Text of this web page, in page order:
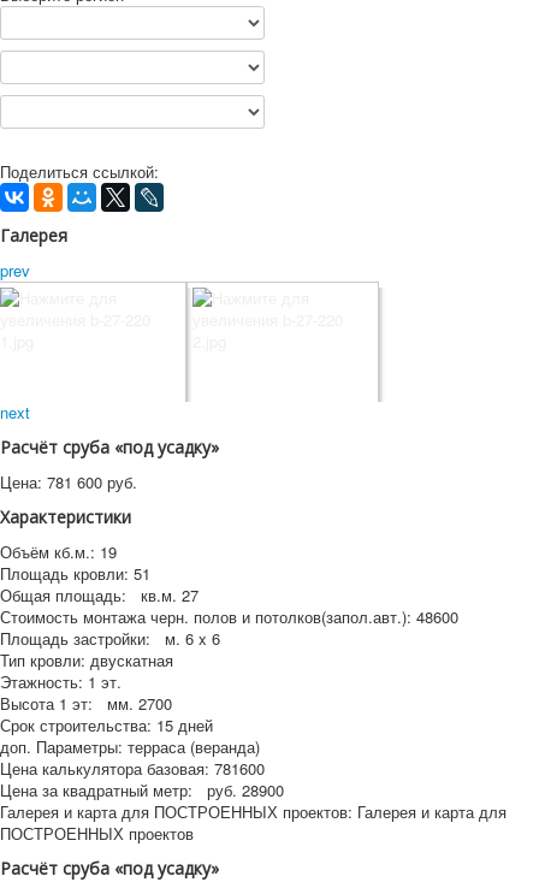
Поделиться ссылкой:
Галерея
prev
next
Расчёт сруба «под усадку»
Цена: 781 600 руб.
Характеристики
Объём кб.м.: 19
Площадь кровли: 51
Общая площадь:
кв.м. 27
Стоимость монтажа черн. полов и потолков(запол.авт.): 48600
Площадь застройки:
м. 6 x 6
Тип кровли: двускатная
Этажность: 1 эт.
Высота 1 эт:
мм. 2700
Срок строительства: 15 дней
доп. Параметры: терраса (веранда)
Цена калькулятора базовая: 781600
Цена за квадратный метр:
руб. 28900
Галерея и карта для ПОСТРОЕННЫХ проектов: Галерея и карта для
ПОСТРОЕННЫХ проектов
Расчёт сруба «под усадку»